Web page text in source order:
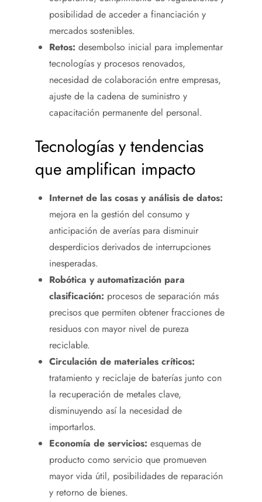
posibilidad de acceder a financiación y
mercados sostenibles.
Retos: desembolso inicial para implementar
tecnologías y procesos renovados,
necesidad de colaboración entre empresas,
ajuste de la cadena de suministro y
capacitación permanente del personal.
Tecnologías y tendencias
que amplifican impacto
Internet de las cosas y análisis de datos:
mejora en la gestión del consumo y
anticipación de averías para disminuir
desperdicios derivados de interrupciones
inesperadas.
Robótica y automatización para
clasificación: procesos de separación más
precisos que permiten obtener fracciones de
residuos con mayor nivel de pureza
reciclable.
Circulación de materiales críticos:
tratamiento y reciclaje de baterías junto con
la recuperación de metales clave,
disminuyendo así la necesidad de
importarlos.
Economía de servicios: esquemas de
producto como servicio que promueven
mayor vida útil, posibilidades de reparación
y retorno de bienes.